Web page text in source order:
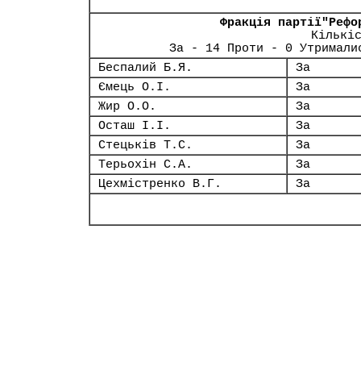
Фракція
За - 14 Проти - 0
Беспалий Б.Я.
За
Ємець О.І.
За
Жир О.О.
За
Осташ І.І.
За
Стецьків Т.С.
За
Терьохін С.А.
За
Цехмістренко В.Г.
За